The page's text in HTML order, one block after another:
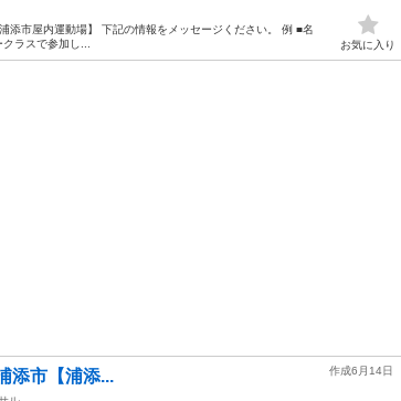
市屋内運動場】 下記の情報をメッセージください。 例 ■名
ラスで参加し...
お気に入り
添市【浦添... 作成6月14日